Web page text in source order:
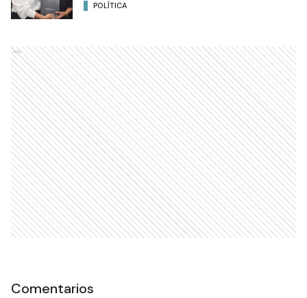
POLÍTICA
Ads
Comentarios